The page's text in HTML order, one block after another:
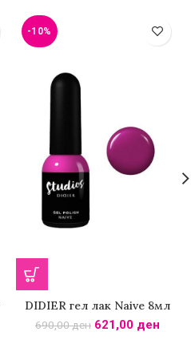
-10%
DIDIER гел лак Naive 8мл
690,00ден 621,00 ден